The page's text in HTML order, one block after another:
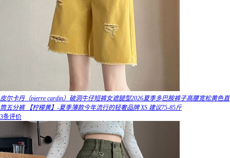
皮尔卡丹（pierre cardin）破洞牛仔短裤女遮腿型2026夏季多巴胺裤子高腰宽松黄色直
筒五分裤 【柠檬黄】-夏季薄款今年流行的轻奢品牌 XS 建议75-85斤
3条评价